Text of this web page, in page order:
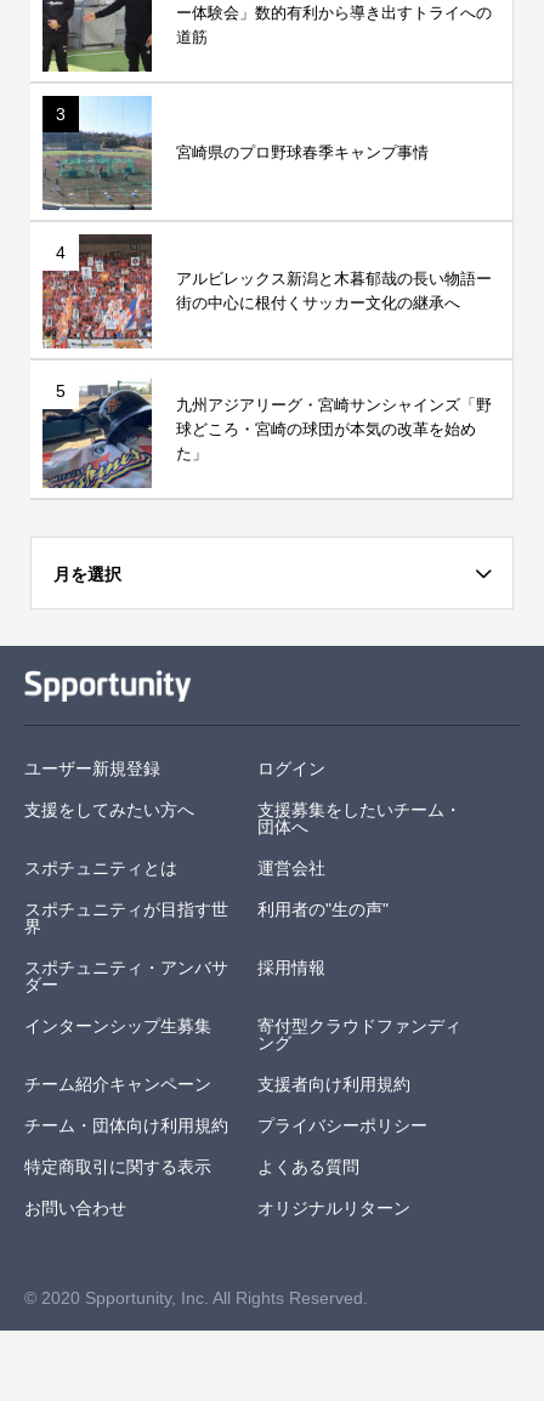
ー体験会」数的有利から導き出すトライへの
道筋
3
宮崎県のプロ野球春季キャンプ事情
4
アルビレックス新潟と木暮郁哉の長い物語ー
街の中心に根付くサッカー文化の継承へ
5
九州アジアリーグ・宮崎サンシャインズ「野
球どころ・宮崎の球団が本気の改革を始め
た」
月を選択
ユーザー新規登録 ログイン
支援をしてみたい方へ
支援募集をしたいチーム・
団体へ
スポチュニティとは 運営会社
スポチュニティが目指す世
界
利用者の"生の声"
スポチュニティ・アンバサ
ダー
採用情報
インターンシップ生募集
寄付型クラウドファンディ
ング
チーム紹介キャンペーン 支援者向け利用規約
チーム・団体向け利用規約 プライバシーポリシー
特定商取引に関する表示 よくある質問
お問い合わせ オリジナルリターン
© 2020 Spportunity, Inc. All Rights Reserved.